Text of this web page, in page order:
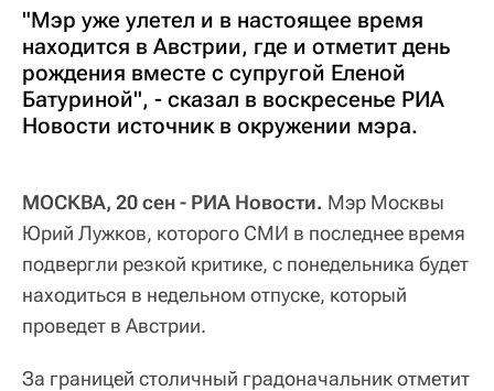
"Мэр уже улетел и в настоящее время
находится в Австрии, где и отметит день
рождения вместе с супругой Еленой
Батуриной", - сказал в воскресенье РИА
Новости источник в окружении мэра.
МОСКВА, 20 сен - РИА Новости. Мэр Москвы
Юрий Лужков, которого СМИ в последнее время
подвергли резкой критике, с понедельника будет
находиться в недельном отпуске, который
проведет в Австрии.
За границей столичный градоначальник отметит